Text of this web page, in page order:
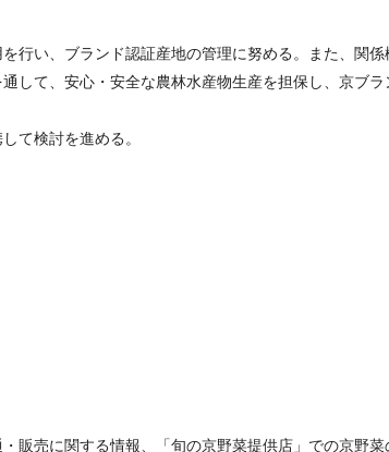
行い、ブランド認証産地の管理に努める。また、関係
して、安心・安全な農林水産物生産を担保し、京ブラ
て検討を進める。
販売に関する情報、「旬の京野菜提供店」での京野菜